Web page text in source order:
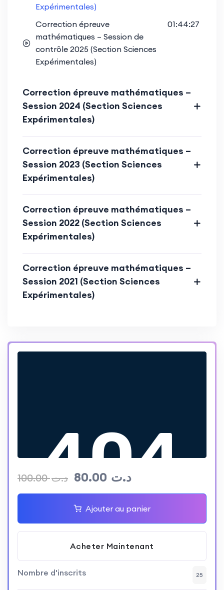
Expérimentales)
Correction épreuve
mathématiques – Session de
contrôle 2025 (Section Sciences
Expérimentales)
01:44:27
Correction épreuve mathématiques –
Session 2024 (Section Sciences
Expérimentales)
Correction épreuve mathématiques –
Session 2023 (Section Sciences
Expérimentales)
Correction épreuve mathématiques –
Session 2022 (Section Sciences
Expérimentales)
Correction épreuve mathématiques –
Session 2021 (Section Sciences
Expérimentales)
100.00د.ت 80.00 د.ت
Ajouter au panier
Acheter Maintenant
Nombre d'inscrits 25